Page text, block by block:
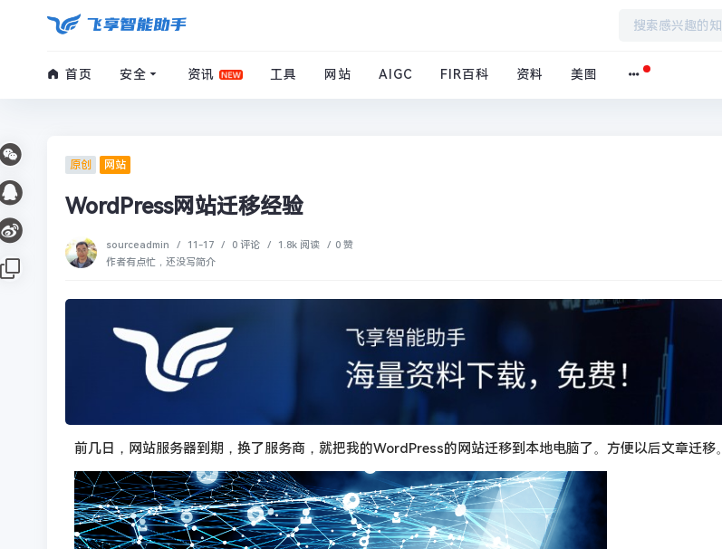
首页 安全 资讯 工具 网站 AIGC FIR百科 资料 美图
原创 网站
WordPress网站迁移经验
sourceadmin / 11-17 / 0 评论 / 1.8k 阅读 / 0 赞
作者有点忙，还没写简介
前几日，网站服务器到期，换了服务商，就把我的WordPress的网站迁移到本地电脑了。方便以后文章迁移。